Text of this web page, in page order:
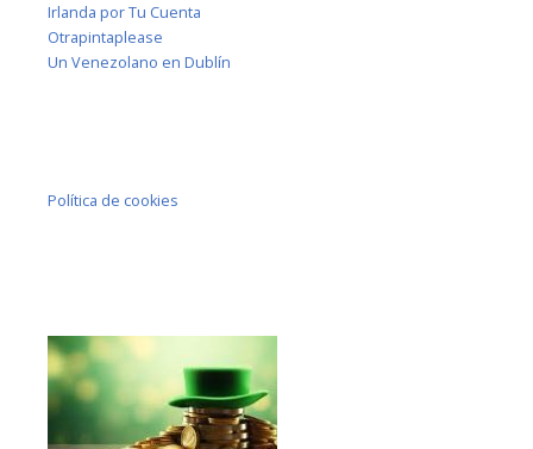
Irlanda por Tu Cuenta
Otrapintaplease
Un Venezolano en Dublín
Política de cookies